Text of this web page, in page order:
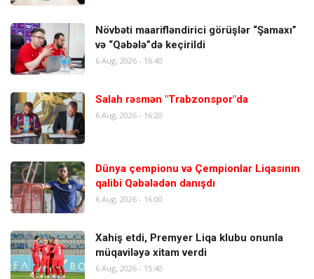
Növbəti maarifləndirici görüşlər “Şamaxı”
və “Qəbələ”də keçirildi
6 Aug, 2026 - 16:40
Salah rəsmən "Trabzonspor"da
6 Aug, 2026 - 16:20
Dünya çempionu və Çempionlar Liqasının
qalibi Qəbələdən danışdı
6 Aug, 2026 - 16:00
Xahiş etdi, Premyer Liqa klubu onunla
müqaviləyə xitam verdi
6 Aug, 2026 - 15:40